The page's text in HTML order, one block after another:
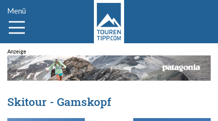
Menü
Skitour - Gamskopf